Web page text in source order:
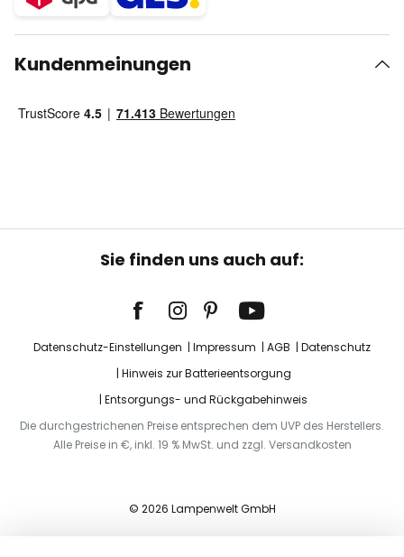
Kundenmeinungen
Sie finden uns auch auf:
Datenschutz-Einstellungen Impressum AGB
Datenschutz
Hinweis zur Batterieentsorgung
Entsorgungs- und Rückgabehinweis
Die durchgestrichenen Preise entsprechen dem UVP des Herstellers.
Alle Preise in €, inkl. 19 % MwSt. und zzgl. Versandkosten
© 2026 Lampenwelt GmbH